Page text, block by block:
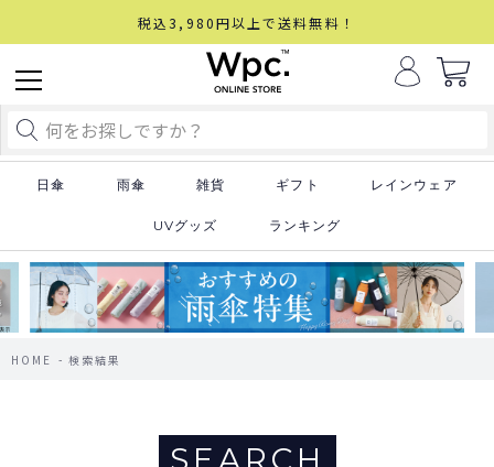
税込3,980円以上で送料無料！
日傘 雨傘 雑貨 ギフト レインウェア
UVグッズ ランキング
HOME 検索結果